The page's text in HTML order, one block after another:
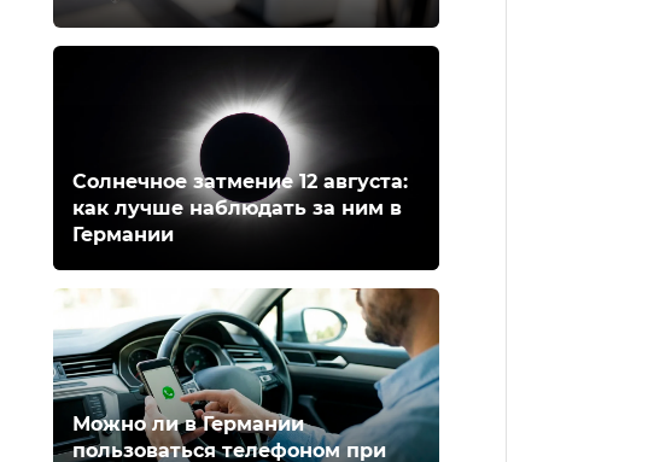
Солнечное затмение 12 августа:
как лучше наблюдать за ним в
Германии
Можно ли в Германии
пользоваться телефоном при